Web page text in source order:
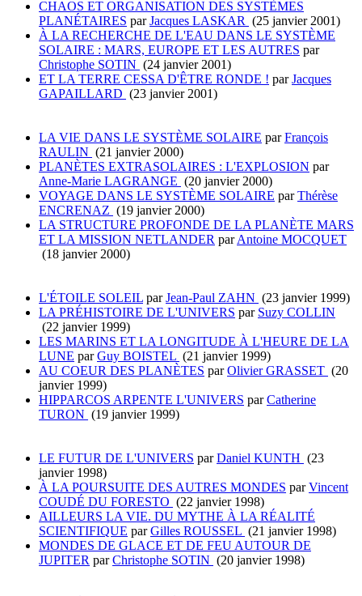
CHAOS ET ORGANISATION DES SYSTÈMES
PLANÉTAIRES parJacques LASKAR (25 janvier 2001)
À LA RECHERCHE DE L'EAU DANS LE SYSTÈME
SOLAIRE : MARS, EUROPE ET LES AUTRES par
Christophe SOTIN (24 janvier 2001)
ET LA TERRE CESSA D'ÊTRE RONDE ! parJacques
GAPAILLARD (23 janvier 2001)
LA VIE DANS LE SYSTÈME SOLAIRE parFrançois
RAULIN (21 janvier 2000)
PLANÈTES EXTRASOLAIRES : L'EXPLOSION par
Anne-Marie LAGRANGE (20 janvier 2000)
VOYAGE DANS LE SYSTÈME SOLAIRE parThérèse
ENCRENAZ (19 janvier 2000)
LA STRUCTURE PROFONDE DE LA PLANÈTE MARS
ET LA MISSION NETLANDER parAntoine MOCQUET
(18 janvier 2000)
L'ÉTOILE SOLEIL parJean-Paul ZAHN (23 janvier 1999)
LA PRÉHISTOIRE DE L'UNIVERS par Suzy COLLIN
(22 janvier 1999)
LES MARINS ET LA LONGITUDE À L'HEURE DE LA
LUNE parGuy BOISTEL (21 janvier 1999)
AU COEUR DES PLANÈTES parOlivier GRASSET (20
janvier 1999)
HIPPARCOS ARPENTE L'UNIVERS parCatherine
TURON (19 janvier 1999)
LE FUTUR DE L'UNIVERS parDaniel KUNTH (23
janvier 1998)
À LA POURSUITE DES AUTRES MONDES parVincent
COUDÉ DU FORESTO (22 janvier 1998)
AILLEURS LA VIE. DU MYTHE À LA RÉALITÉ
SCIENTIFIQUE parGilles ROUSSEL (21 janvier 1998)
MONDES DE GLACE ET DE FEU AUTOUR DE
JUPITER parChristophe SOTIN (20 janvier 1998)